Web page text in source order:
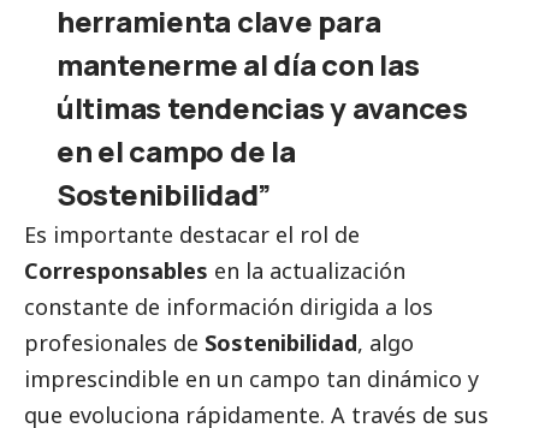
herramienta clave para
mantenerme al día con las
últimas tendencias y avances
en el campo de la
Sostenibilidad”
Es importante destacar el rol de
Corresponsables en la actualización
constante de información dirigida a los
profesionales de Sostenibilidad, algo
imprescindible en un campo tan dinámico y
que evoluciona rápidamente. A través de sus